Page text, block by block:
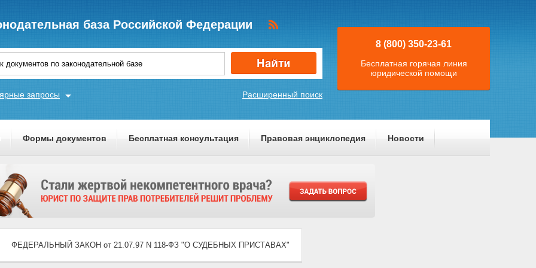
база Российской Федерации
Расширенный поиск
запросы
8 (800) 350-23-61
Бесплатная горячая линия
юридической помощи
Формы документов Бесплатная консультация Правовая энциклопедия Новости
ФЕДЕРАЛЬНЫЙ ЗАКОН от 21.07.97 N 118-ФЗ "О СУДЕБНЫХ ПРИСТАВАХ"